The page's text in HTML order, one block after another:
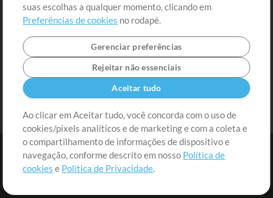
Envie seu conteúdo
Playlist
MT Conference
Termos | Política de Privacidade
suas escolhas a qualquer momento, clicando em
Preferências de cookies no rodapé.
Gerenciar preferências
Rejeitar não essenciais
Aceitar tudo
Ao clicar em Aceitar tudo, você concorda com o uso de
cookies/pixels analíticos e de marketing e com a coleta e
o compartilhamento de informações de dispositivo e
navegação, conforme descrito em nosso Política de
cookies e Política de Privacidade.